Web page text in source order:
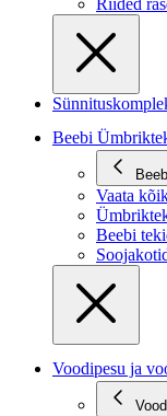
Riided
Beebi
Vaata
Beebi
Voodipesu ja